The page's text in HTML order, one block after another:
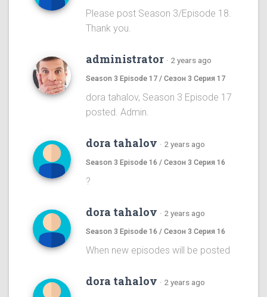
Please post Season 3/Episode 18.
Thank you.
administrator · 2 years ago
Season 3 Episode 17 / Сезон 3 Серия 17
dora tahalov, Season 3 Episode 17
posted. Admin.
dora tahalov · 2 years ago
Season 3 Episode 16 / Сезон 3 Серия 16
?
dora tahalov · 2 years ago
Season 3 Episode 16 / Сезон 3 Серия 16
When new episodes will be posted
dora tahalov · 2 years ago